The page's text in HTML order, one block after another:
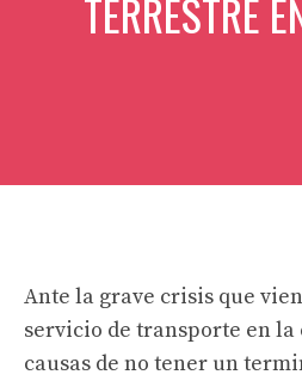
TERRESTRE
Ante la grave crisis que
servicio de transporte en la
causas de no tener un